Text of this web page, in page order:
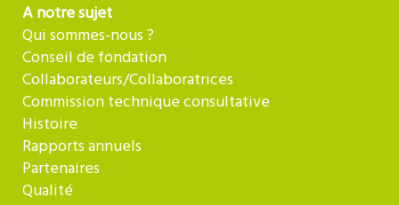
A notre sujet
Qui sommes-nous ?
Conseil de fondation
Collaborateurs/Collaboratrices
Commission technique consultative
Histoire
Rapports annuels
Partenaires
Qualité